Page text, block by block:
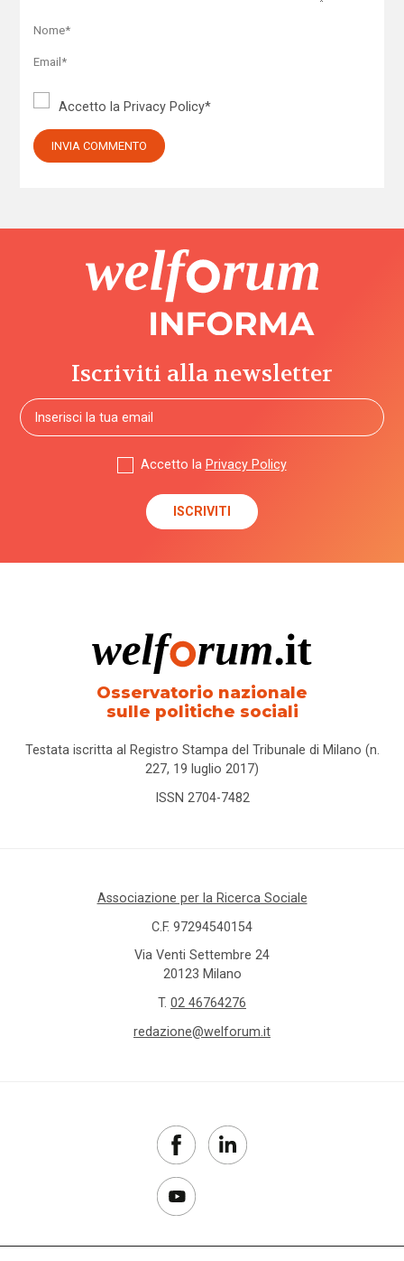
Accetto la Privacy Policy*
Iscriviti alla newsletter
Accetto la Privacy Policy
Osservatorio nazionale
sulle politiche sociali
Testata iscritta al Registro Stampa del Tribunale di Milano (n.
227, 19 luglio 2017)
ISSN 2704-7482
Associazione per la Ricerca Sociale
C.F. 97294540154
Via Venti Settembre 24
20123 Milano
T. 02 46764276
redazione@welforum.it